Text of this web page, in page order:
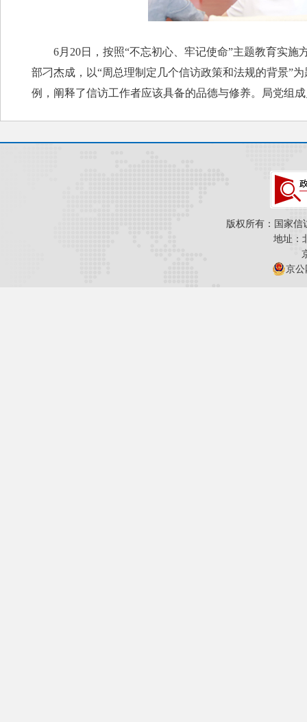
6月20日，按照“不忘初心、牢记使命”主题教育实
部刁杰成，以“周总理制定几个信访政策和法规的背景”
例，阐释了信访工作者应该具备的品德与修养。局党组
版权所有：国家信
地址：
京公